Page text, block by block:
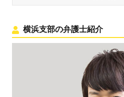
横浜支部の弁護士紹介